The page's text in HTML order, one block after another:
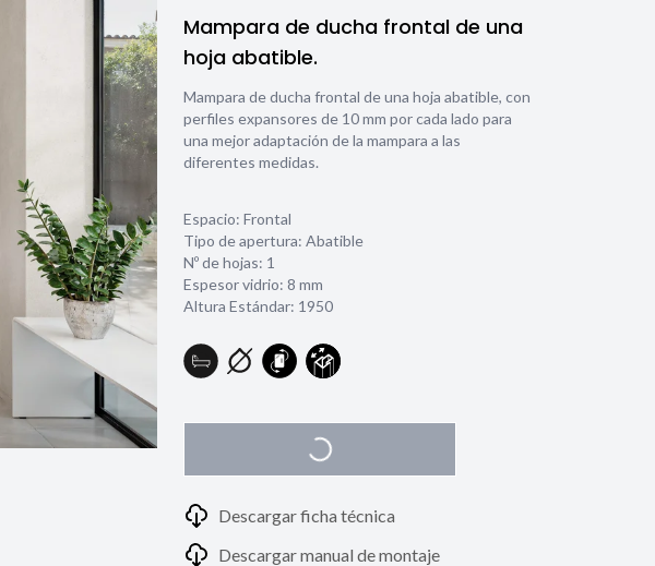
Mampara de ducha frontal de una
hoja abatible.
Mampara de ducha frontal de una hoja abatible, con
perfiles expansores de 10 mm por cada lado para
una mejor adaptación de la mampara a las
diferentes medidas.
Espacio: Frontal
Tipo de apertura: Abatible
Nº de hojas: 1
Espesor vidrio: 8 mm
Altura Estándar: 1950
Descargar ficha técnica
Descargar manual de montaje